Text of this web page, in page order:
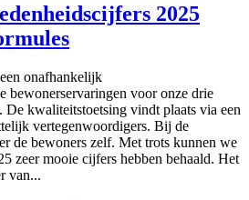
2025
onafhankelijk
bewonerservaringen voor onze drie
De kwaliteitstoetsing vindt plaats via een
vertegenwoordigers. Bij de
de bewoners zelf. Met trots kunnen we
zeer mooie cijfers hebben behaald. Het
van...